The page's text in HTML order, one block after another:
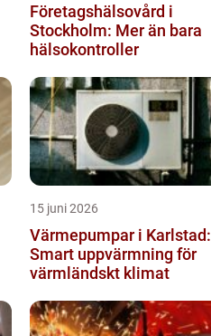
Företagshälsovård i
Stockholm: Mer än bara
hälsokontroller
15 juni 2026
Värmepumpar i Karlstad:
Smart uppvärmning för
värmländskt klimat